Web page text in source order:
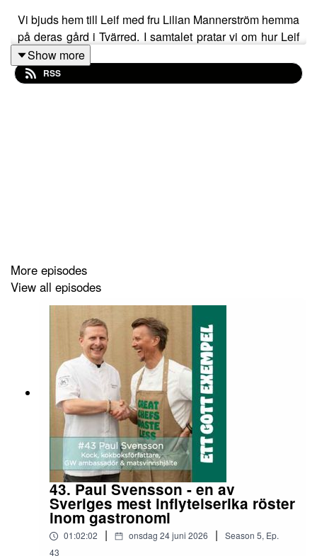
Vi bjuds hem till Leif med fru Lilian Mannerström hemma
på deras gård i Tvärred. I samtalet pratar vi om hur Leif
hamnade i köket, hur han tidigt i karriären blev
köksmästare och vikten av att ta tillvara på alla råvaror
och återbruka. Lillian bjuder på kaffe och Leif berättar
Tack Leif för samtalet och all inspiration genom åren. Du
är en verkligen kockarnas kock!
Avsnitt: 1/2
Show more
RSS
More episodes
View all episodes
43. Paul Svensson - en av
Sveriges mest inflytelserika röster
inom gastronomi
01:02:02 | onsdag 24 juni 2026 | Season 5, Ep.
43